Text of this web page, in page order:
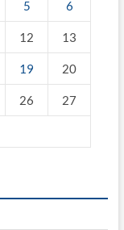
5 6
12 13
19 20
26 27